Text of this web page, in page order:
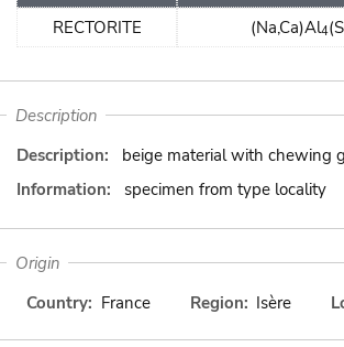
RECTORITE (Na,Ca)Al4
Description
Description:
beige material with chewing
Information:
specimen from type locality
Origin
Country: France Region: Isère